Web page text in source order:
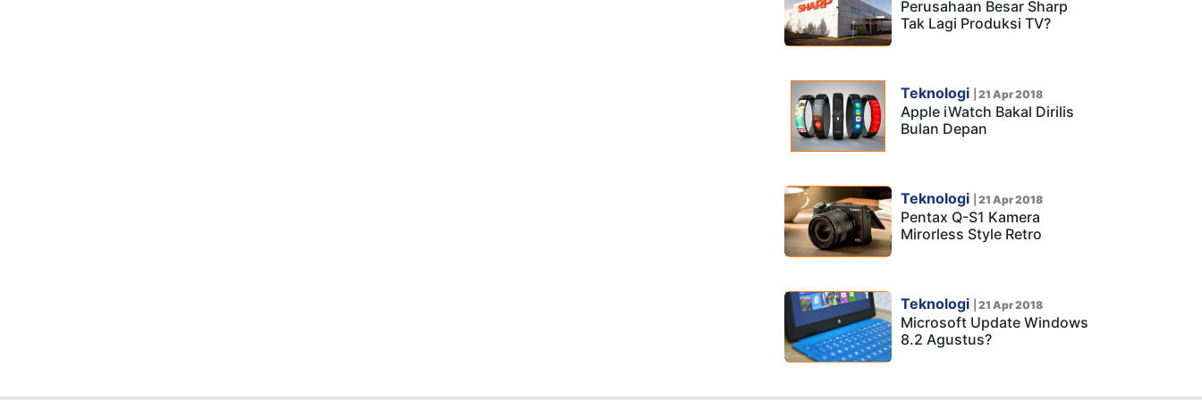
Perusahaan Besar Sharp
Tak Lagi Produksi TV?
Teknologi 21 Apr 2018
Apple iWatch Bakal Dirilis
Bulan Depan
Teknologi 21 Apr 2018
Pentax Q-S1 Kamera
Mirorless Style Retro
Teknologi 21 Apr 2018
Microsoft Update Windows
8.2 Agustus?